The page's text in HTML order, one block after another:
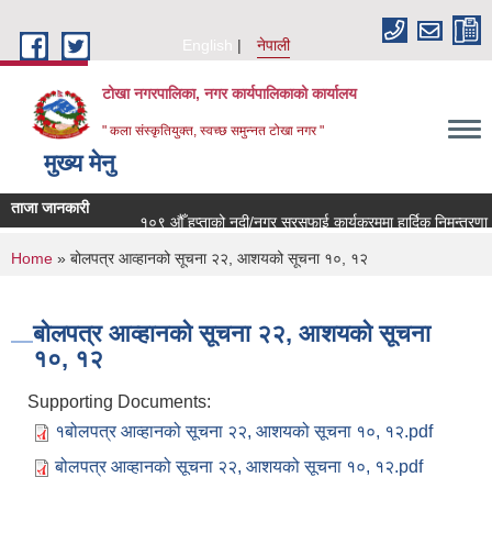
English
नेपाली
टोखा नगरपालिका, नगर कार्यपालिकाको कार्यालय
" कला संस्कृतियुक्त, स्वच्छ समुन्‍नत टोखा नगर "
मुख्य मेनु
ताजा जानकारी
१०९ औँ हप्ताको नदी/नगर सरसफाई कार्यक्रममा हार्दिक निमन्त्रणा
You are here
Home » बोलपत्र आव्हानको सूचना २२, आशयको सूचना १०, १२
बोलपत्र आव्हानको सूचना २२, आशयको सूचना
१०, १२
Supporting Documents:
१बोलपत्र आव्हानको सूचना २२, आशयको सूचना १०, १२.pdf
बोलपत्र आव्हानको सूचना २२, आशयको सूचना १०, १२.pdf